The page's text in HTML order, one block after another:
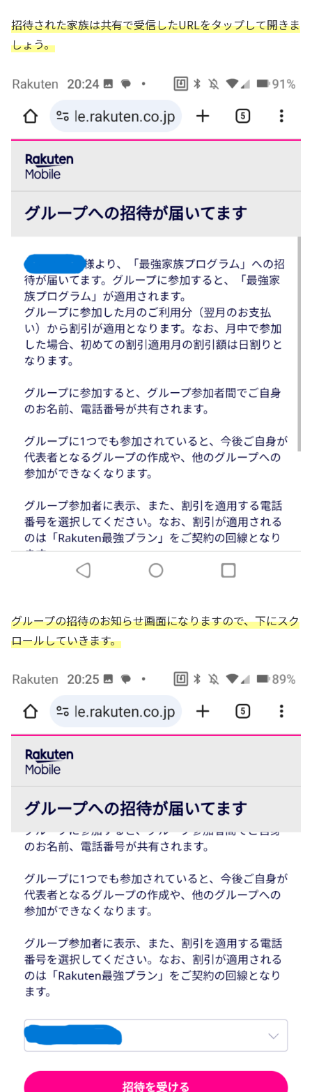
招待された家族は共有で受信したURLをタップして開きま
しょう。
グループの招待のお知らせ画面になりますので、下にスク
ロールしていきます。